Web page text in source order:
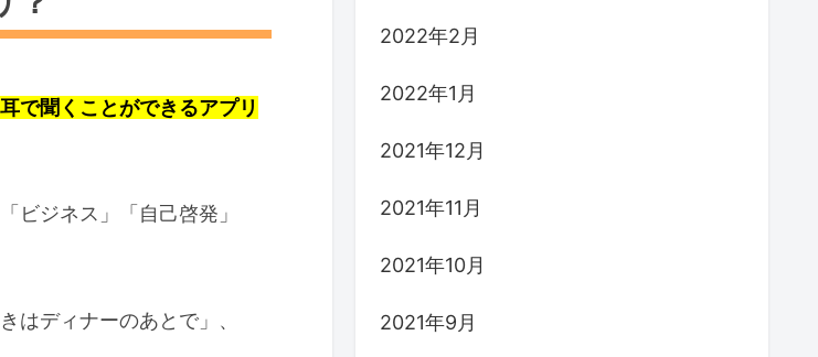
で聞くことができるアプリ
ビジネス」「自己啓発」
はディナーのあとで」、
2022年2月
2022年1月
2021年12月
2021年11月
2021年10月
2021年9月